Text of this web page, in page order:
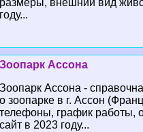
размеры, внешний вид
году...
Зоопарк Ассона
Зоопарк Ассона -
о зоопарке в г. Ассон
телефоны, график работы,
сайт в 2023 году...